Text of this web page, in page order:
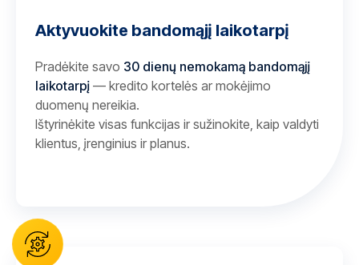
Aktyvuokite bandomąjį laikotarpį
Pradėkite savo 30 dienų nemokamą bandomąjį
laikotarpį — kredito kortelės ar mokėjimo
duomenų nereikia.
Ištyrinėkite visas funkcijas ir sužinokite, kaip valdyti
klientus, įrenginius ir planus.